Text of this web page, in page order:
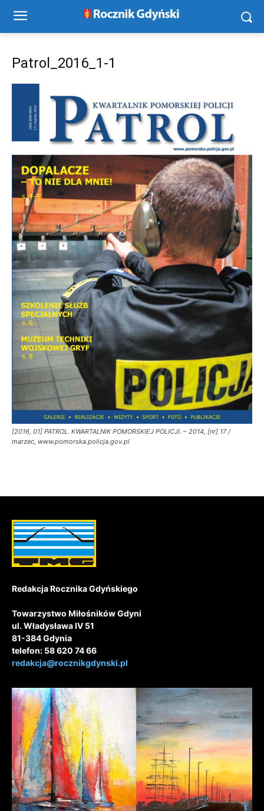
Patrol_2016_1-1
[2016, 01] PATROL. KWARTALNIK POMORSKIEJ POLICJI. – 2014, [nr] 17 /
marzec, www.pomorska.policja.gov.pl
Redakcja Rocznika Gdyńskiego
Towarzystwo Miłośników Gdyni
ul. Władysława IV 51
81-384 Gdynia
telefon: 58 620 74 66
redakcja@rocznikgdynski.pl